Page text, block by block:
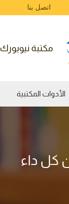
اتصل بنا
مكتبة نيويورك
الأدوات المكتبية
كل داء